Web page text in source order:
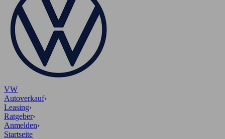
VW
Autoverkauf›
Leasing›
Ratgeber›
Anmelden›
Startseite